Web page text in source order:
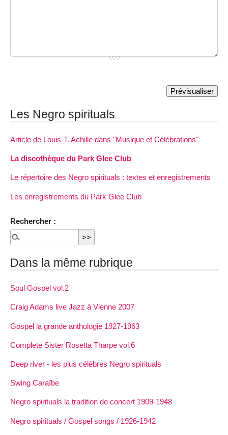
Les Negro spirituals
Article de Louis-T. Achille dans "Musique et Célébrations"
La discothèque du Park Glee Club
Le répertoire des Negro spirituals : textes et enregistrements
Les enregistrements du Park Glee Club
Rechercher :
Dans la même rubrique
Soul Gospel vol.2
Craig Adams live Jazz à Vienne 2007
Gospel la grande anthologie 1927-1963
Complete Sister Rosetta Tharpe vol.6
Deep river - les plus célèbres Negro spirituals
Swing Caraïbe
Negro spirituals la tradition de concert 1909-1948
Negro spirituals / Gospel songs / 1926-1942